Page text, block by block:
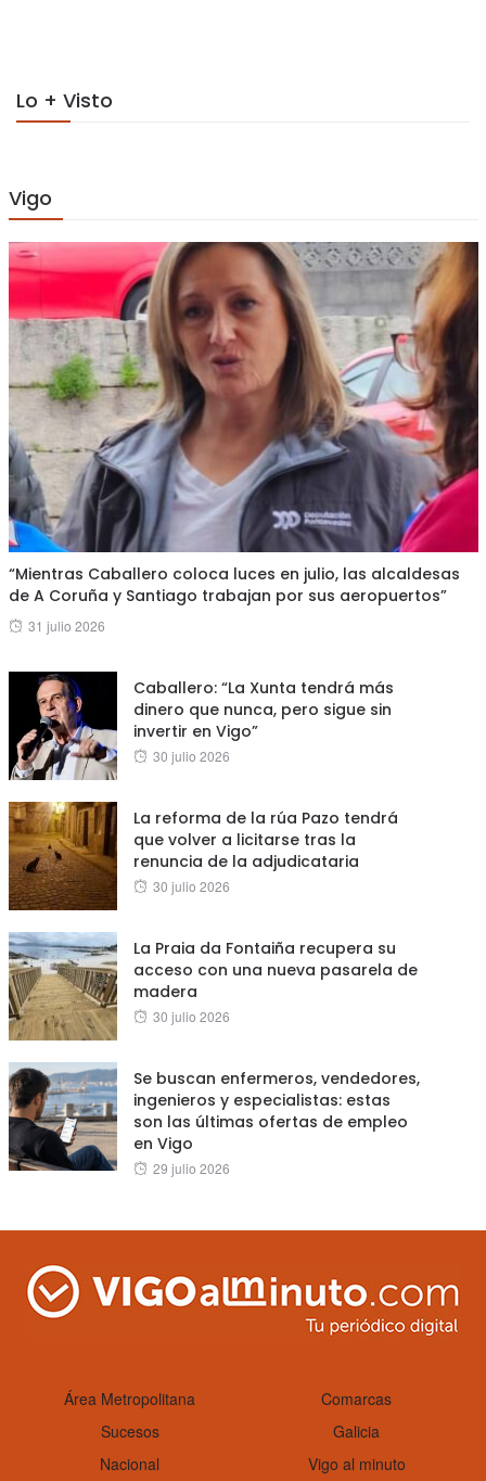
Lo + Visto
Vigo
“Mientras Caballero coloca luces en julio, las alcaldesas
de A Coruña y Santiago trabajan por sus aeropuertos”
Posted
31 julio 2026
Caballero: “La Xunta tendrá más
dinero que nunca, pero sigue sin
invertir en Vigo”
Posted
30 julio 2026
La reforma de la rúa Pazo tendrá
que volver a licitarse tras la
renuncia de la adjudicataria
Posted
30 julio 2026
La Praia da Fontaiña recupera su
acceso con una nueva pasarela de
madera
Posted
30 julio 2026
Se buscan enfermeros, vendedores,
ingenieros y especialistas: estas
son las últimas ofertas de empleo
en Vigo
Posted
29 julio 2026
Área Metropolitana
Comarcas
Sucesos
Galicia
Nacional
Vigo al minuto